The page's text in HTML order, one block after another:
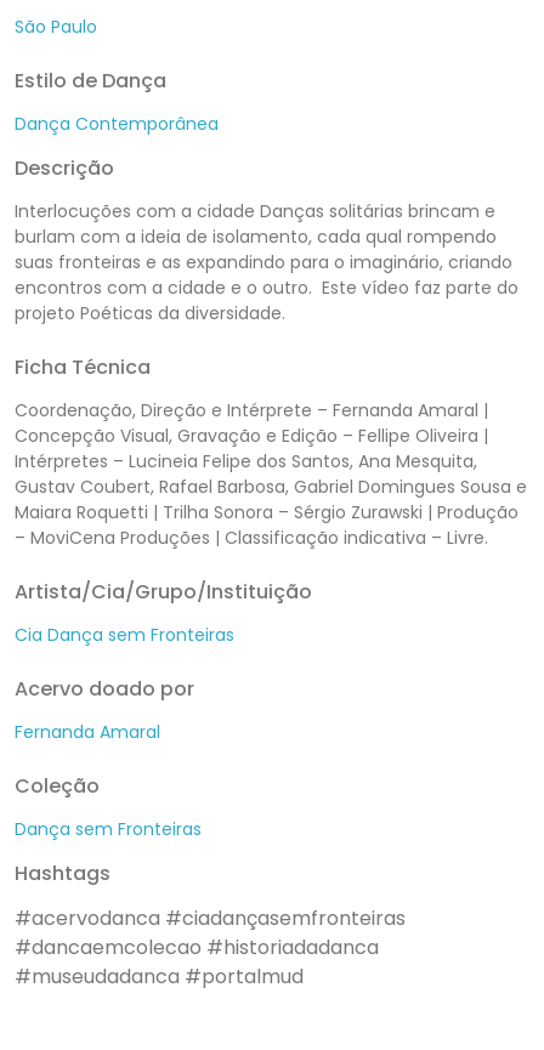
São Paulo
Estilo de Dança
Dança Contemporânea
Descrição
Interlocuções com a cidade Danças solitárias brincam e
burlam com a ideia de isolamento, cada qual rompendo
suas fronteiras e as expandindo para o imaginário, criando
encontros com a cidade e o outro. Este vídeo faz parte do
projeto Poéticas da diversidade.
Ficha Técnica
Coordenação, Direção e Intérprete – Fernanda Amaral |
Concepção Visual, Gravação e Edição – Fellipe Oliveira |
Intérpretes – Lucineia Felipe dos Santos, Ana Mesquita,
Gustav Coubert, Rafael Barbosa, Gabriel Domingues Sousa e
Maiara Roquetti | Trilha Sonora – Sérgio Zurawski | Produção
– MoviCena Produções | Classificação indicativa – Livre.
Artista/Cia/Grupo/Instituição
Cia Dança sem Fronteiras
Acervo doado por
Fernanda Amaral
Coleção
Dança sem Fronteiras
Hashtags
#acervodanca #ciadançasemfronteiras
#dancaemcolecao #historiadadanca
#museudadanca #portalmud